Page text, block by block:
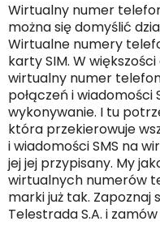
Wirtualny numer
można się domyślić
Wirtualne numery
karty SIM. W
wirtualny numer
połączeń i wiadomości
wykonywanie. I tu
która przekierowuje
i wiadomości SMS na
jej jej przypisany. My
wirtualnych numerów
marki już tak.
Telestrada S.A. i